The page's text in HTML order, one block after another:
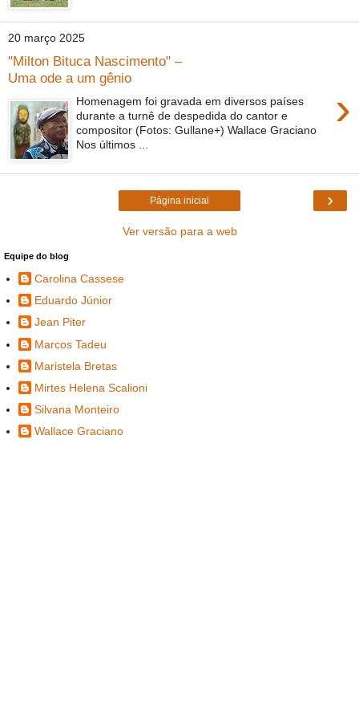
20 março 2025
"Milton Bituca Nascimento" –
Uma ode a um gênio
›
Homenagem foi gravada em diversos países
durante a turnê de despedida do cantor e
compositor (Fotos: Gullane+) Wallace Graciano
Nos últimos ...
›
Página inicial
Ver versão para a web
Equipe do blog
Carolina Cassese
Eduardo Júnior
Jean Piter
Marcos Tadeu
Maristela Bretas
Mirtes Helena Scalioni
Silvana Monteiro
Wallace Graciano